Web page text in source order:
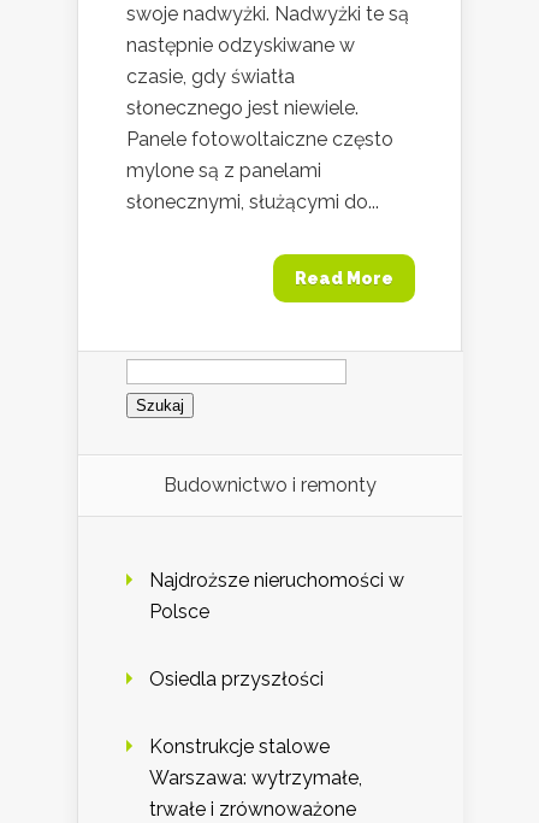
swoje nadwyżki. Nadwyżki te są
następnie odzyskiwane w
czasie, gdy światła
słonecznego jest niewiele.
Panele fotowoltaiczne często
mylone są z panelami
słonecznymi, służącymi do...
Read More
Szukaj:
Budownictwo i remonty
Najdroższe nieruchomości w
Polsce
Osiedla przyszłości
Konstrukcje stalowe
Warszawa: wytrzymałe,
trwałe i zrównoważone